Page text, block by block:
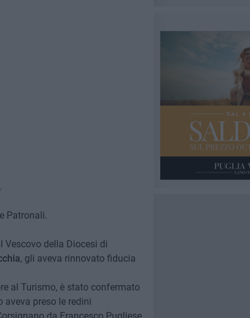
Patronali.
Vescovo della Diocesi di
, gli aveva rinnovato fiducia
al Turismo, è stato confermato
preso le redini
da Francesco Pugliese.